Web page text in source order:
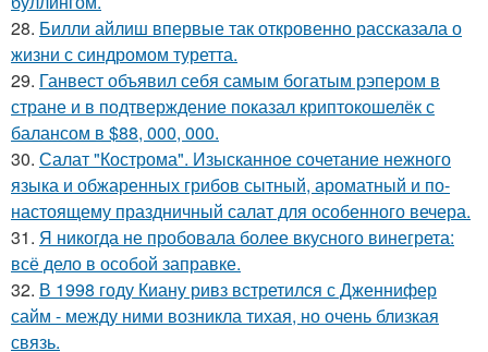
28. Билли айлиш впервые так откровенно рассказала о
жизни с синдромом туретта.
29. Ганвест объявил себя самым богатым рэпером в
стране и в подтверждение показал криптокошелёк с
балансом в $88, 000, 000.
30. Салат "Кострома". Изысканное сочетание нежного
языка и обжаренных грибов сытный, ароматный и по-
настоящему праздничный салат для особенного вечера.
31. Я никогда не пробовала более вкусного винегрета:
всё дело в особой заправке.
32. В 1998 году Киану ривз встретился с Дженнифер
сайм - между ними возникла тихая, но очень близкая
связь.